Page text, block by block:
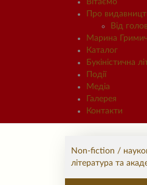
Вітаємо
Про
Від
Марина Гримич
Каталог
Букіністична
Події
Медіа
Галерея
Контакти
Non-fiction /
література та